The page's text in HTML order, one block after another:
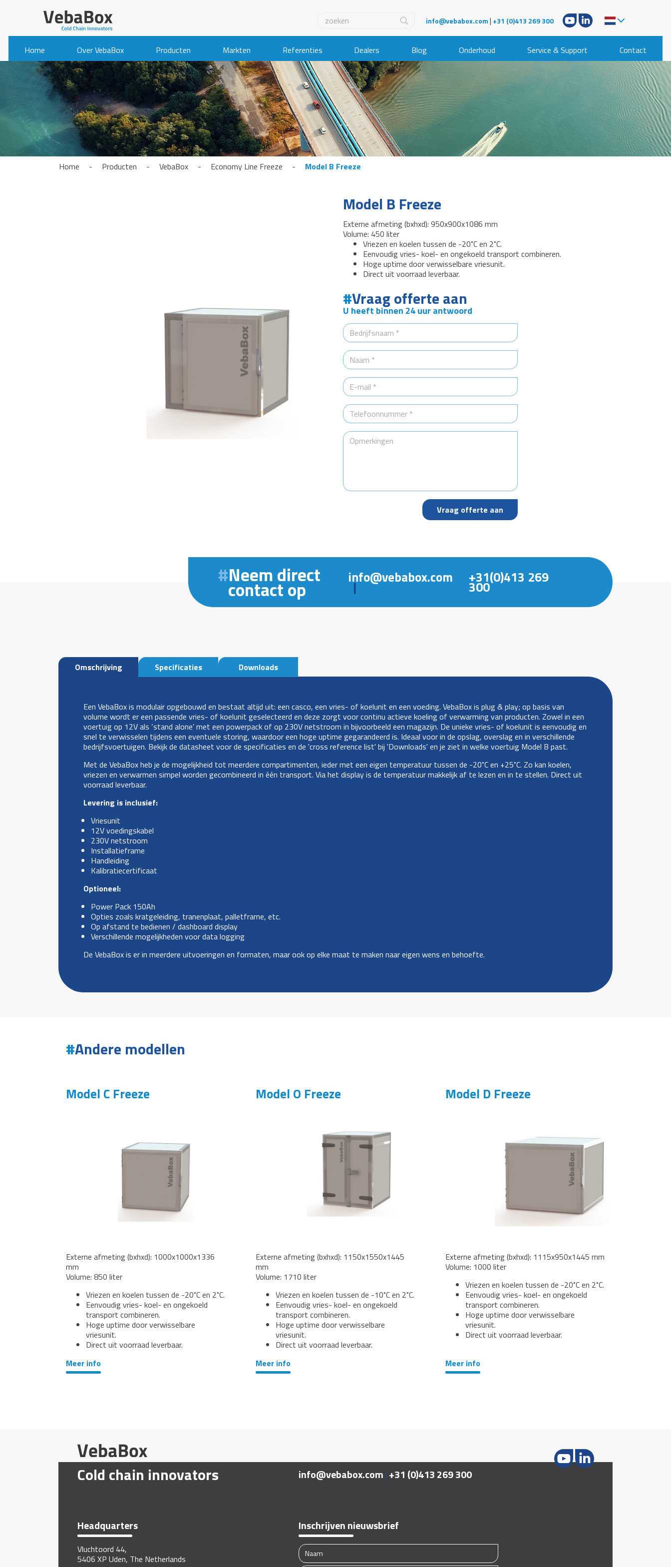
info@vebabox.com| +31 (0)413 269 300
Home Over VebaBox Producten Markten Referenties Dealers Blog Onderhoud Service & Support Contact
Home - Producten - VebaBox - Economy Line Freeze - Model B Freeze
Model B Freeze
Externe afmeting (bxhxd): 950x900x1086 mm
Volume: 450 liter
Vriezen en koelen tussen de -20˚C en 2˚C.
Eenvoudig vries- koel- en ongekoeld transport combineren.
Hoge uptime door verwisselbare vriesunit.
Direct uit voorraad leverbaar.
Vraag offerte aan
U heeft binnen 24 uur antwoord
Neem direct
contact op info@vebabox.com
|
+31(0)413 269
300
Omschrijving Specificaties Downloads
Een VebaBox is modulair opgebouwd en bestaat altijd uit: een casco, een vries- of koelunit en een voeding. VebaBox is plug & play; op basis van
volume wordt er een passende vries- of koelunit geselecteerd en deze zorgt voor continu actieve koeling of verwarming van producten. Zowel in een
voertuig op 12V als ‘stand alone’ met een powerpack of op 230V netstroom in bijvoorbeeld een magazijn. De unieke vries- of koelunit is eenvoudig en
snel te verwisselen tijdens een eventuele storing, waardoor een hoge uptime gegarandeerd is. Ideaal voor in de opslag, overslag en in verschillende
bedrijfsvoertuigen. Bekijk de datasheet voor de specificaties en de 'cross reference list' bij 'Downloads' en je ziet in welke voertuig Model B past.
Met de VebaBox heb je de mogelijkheid tot meerdere compartimenten, ieder met een eigen temperatuur tussen de -20˚C en +25˚C. Zo kan koelen,
vriezen en verwarmen simpel worden gecombineerd in één transport. Via het display is de temperatuur makkelijk af te lezen en in te stellen. Direct uit
voorraad leverbaar.
Levering is inclusief:
Vriesunit
12V voedingskabel
230V netstroom
Installatieframe
Handleiding
Kalibratiecertificaat
Optioneel:
Power Pack 150Ah
Opties zoals kratgeleiding, tranenplaat, palletframe, etc.
Op afstand te bedienen / dashboard display
Verschillende mogelijkheden voor data logging
De VebaBox is er in meerdere uitvoeringen en formaten, maar ook op elke maat te maken naar eigen wens en behoefte.
Andere modellen
Model C Freeze
Externe afmeting (bxhxd): 1000x1000x1336
mm
Volume: 850 liter
Vriezen en koelen tussen de -20˚C en 2˚C.
Eenvoudig vries- koel- en ongekoeld
transport combineren.
Hoge uptime door verwisselbare
vriesunit.
Direct uit voorraad leverbaar.
Meer info
Model O Freeze
Externe afmeting (bxhxd): 1150x1550x1445
mm
Volume: 1710 liter
Vriezen en koelen tussen de -10˚C en 2˚C.
Eenvoudig vries- koel- en ongekoeld
transport combineren.
Hoge uptime door verwisselbare
vriesunit.
Direct uit voorraad leverbaar.
Meer info
Model D Freeze
Externe afmeting (bxhxd): 1115x950x1445 mm
Volume: 1000 liter
Vriezen en koelen tussen de -20˚C en 2˚C.
Eenvoudig vries- koel- en ongekoeld
transport combineren.
Hoge uptime door verwisselbare
vriesunit.
Direct uit voorraad leverbaar.
Meer info
Cold chain innovators info@vebabox.com | +31 (0)413 269 300
Headquarters
Vluchtoord 44,
5406 XP Uden, The Netherlands
Inschrijven nieuwsbrief